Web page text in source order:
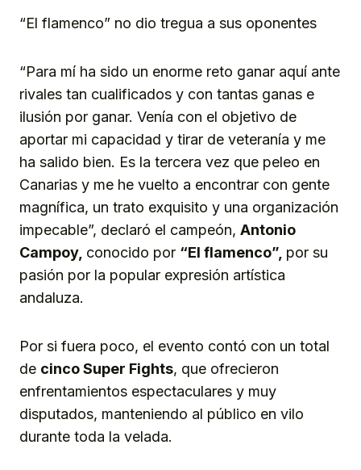
“El flamenco” no dio tregua a sus oponentes
“Para mí ha sido un enorme reto ganar aquí ante
rivales tan cualificados y con tantas ganas e
ilusión por ganar. Venía con el objetivo de
aportar mi capacidad y tirar de veteranía y me
ha salido bien. Es la tercera vez que peleo en
Canarias y me he vuelto a encontrar con gente
magnífica, un trato exquisito y una organización
impecable”, declaró el campeón, Antonio
Campoy, conocido por “El flamenco”, por su
pasión por la popular expresión artística
andaluza.
Por si fuera poco, el evento contó con un total
de cinco Super Fights, que ofrecieron
enfrentamientos espectaculares y muy
disputados, manteniendo al público en vilo
durante toda la velada.